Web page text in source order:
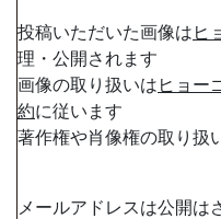
投稿いただいた画像は ヒ
理・公開されます
画像の取り扱いは ヒョー
約に従います
著作権や肖像権の取り扱
メールアドレスは公開は